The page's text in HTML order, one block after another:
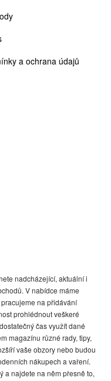
nadcházející, aktuální i
V nabídce máme
na přidávání
prohlédnout veškeré
čas využít dané
magazínu různé rady, tipy,
vaše obzory nebo budou
nákupech a vaření.
a najdete na něm přesně to,
a ochrana údajů